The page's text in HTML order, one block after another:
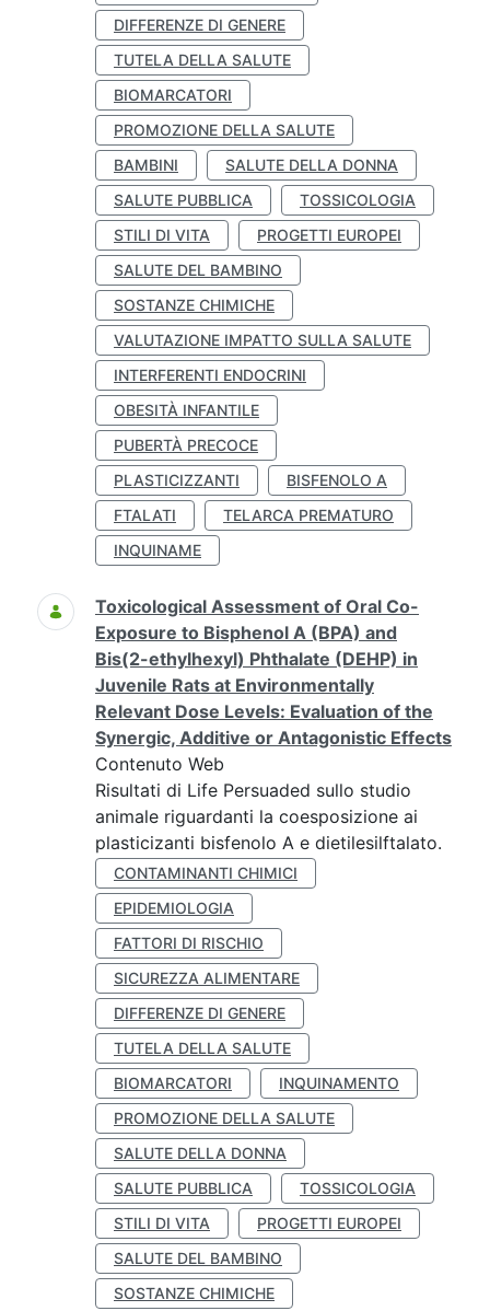
DIFFERENZE DI GENERE
TUTELA DELLA SALUTE
BIOMARCATORI
PROMOZIONE DELLA SALUTE
BAMBINI
SALUTE DELLA DONNA
SALUTE PUBBLICA
TOSSICOLOGIA
STILI DI VITA
PROGETTI EUROPEI
SALUTE DEL BAMBINO
SOSTANZE CHIMICHE
VALUTAZIONE IMPATTO SULLA SALUTE
INTERFERENTI ENDOCRINI
OBESITÀ INFANTILE
PUBERTÀ PRECOCE
PLASTICIZZANTI
BISFENOLO A
FTALATI
TELARCA PREMATURO
INQUINAME
Toxicological Assessment of Oral Co-
Exposure to Bisphenol A (BPA) and
Bis(2-ethylhexyl) Phthalate (DEHP) in
Juvenile Rats at Environmentally
Relevant Dose Levels: Evaluation of the
Synergic, Additive or Antagonistic Effects
Contenuto Web
Risultati di Life Persuaded sullo studio
animale riguardanti la coesposizione ai
plasticizanti bisfenolo A e dietilesilftalato.
CONTAMINANTI CHIMICI
EPIDEMIOLOGIA
FATTORI DI RISCHIO
SICUREZZA ALIMENTARE
DIFFERENZE DI GENERE
TUTELA DELLA SALUTE
BIOMARCATORI
INQUINAMENTO
PROMOZIONE DELLA SALUTE
SALUTE DELLA DONNA
SALUTE PUBBLICA
TOSSICOLOGIA
STILI DI VITA
PROGETTI EUROPEI
SALUTE DEL BAMBINO
SOSTANZE CHIMICHE